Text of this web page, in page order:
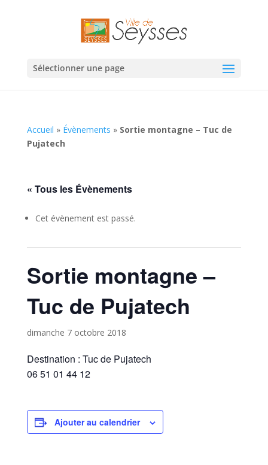
Sélectionner une page
Accueil » Évènements » Sortie montagne – Tuc de
Pujatech
« Tous les Évènements
Cet évènement est passé.
Sortie montagne –
Tuc de Pujatech
dimanche 7 octobre 2018
Destination : Tuc de Pujatech
06 51 01 44 12
Ajouter au calendrier